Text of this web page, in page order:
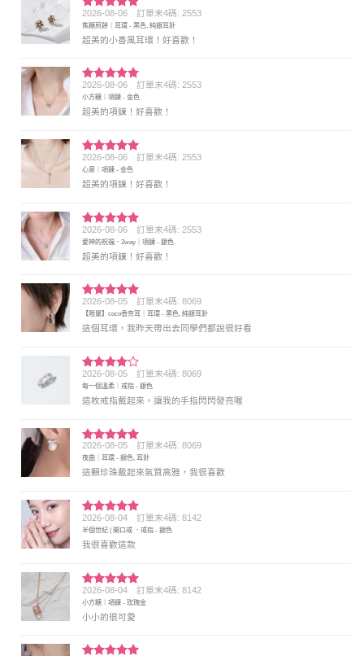
評分5滿
分 5
2026-08-06 訂單末4碼: 2553
焦糖煎餅｜耳環 - 黑色, 純銀耳針
超美的小香風耳環！好喜歡！
評分5 滿
分 5
2026-08-06 訂單末4碼: 2553
小方糖｜項鍊 - 金色
超美的項鍊！好喜歡！
評分5 滿
分 5
2026-08-06 訂單末4碼: 2553
心意｜項鍊 - 金色
超美的項鍊！好喜歡！
評分5滿
分 5
2026-08-06 訂單末4碼: 2553
愛神的祝福．2way｜項鍊 - 銀色
超美的項鍊！好喜歡！
評分5 滿
分 5
2026-08-05 訂單末4碼: 8069
【限量】coco香奈耳｜耳環 - 黑色, 純銀耳針
這個耳環，我昨天帶出去同學們都說很好看
評分4
滿分 5
2026-08-05 訂單末4碼: 8069
每一個溫柔｜戒指 - 銀色
這枚戒指戴起來，讓我的手指閃閃發亮喔
評分5 滿
分 5
2026-08-05 訂單末4碼: 8069
夜曲｜耳環 - 銀色, 耳針
這顆珍珠戴起來氣質高雅，我很喜歡
評分5 滿
分 5
2026-08-04 訂單末4碼: 8142
半個世紀 | 開口戒 ．戒指 - 銀色
我很喜歡這款
評分5滿
分 5
2026-08-04 訂單末4碼: 8142
小方糖｜項鍊 - 玫瑰金
小小的很可愛